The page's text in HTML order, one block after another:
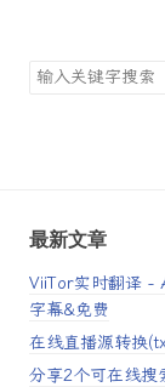
搜
索
最新文章
ViiTor实时翻译 -
字幕&免费
在线直播源转换
分享2个可在线搜